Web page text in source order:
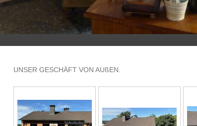
UNSER GESCHÄFT VON AUßEN.